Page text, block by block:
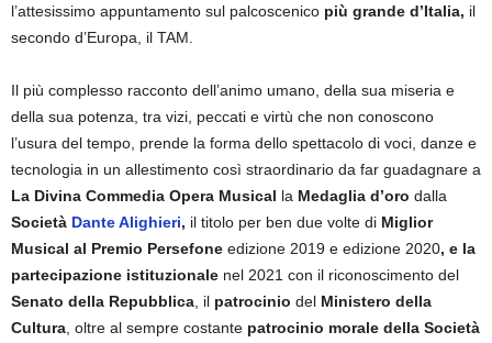
l’attesissimo appuntamento sul palcoscenico più grande d’Italia, il
secondo d’Europa, il TAM.
Il più complesso racconto dell’animo umano, della sua miseria e
della sua potenza, tra vizi, peccati e virtù che non conoscono
l’usura del tempo, prende la forma dello spettacolo di voci, danze e
tecnologia in un allestimento così straordinario da far guadagnare a
La Divina Commedia Opera Musical la Medaglia d’oro dalla
Società Dante Alighieri, il titolo per ben due volte di Miglior
Musical al Premio Persefone edizione 2019 e edizione 2020, e la
partecipazione istituzionale nel 2021 con il riconoscimento del
Senato della Repubblica , il patrocinio del Ministero della
Cultura , oltre al sempre costante patrocinio morale della Società